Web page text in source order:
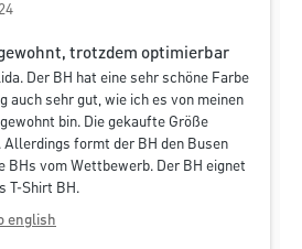
trotzdem optimierbar
Der BH hat eine sehr schöne Farbe
auch sehr gut, wie ich es von meinen
bin. Die gekaufte Größe
formt der BH den Busen
BHs vom Wettbewerb. Der BH eignet
T-Shirt BH.
english